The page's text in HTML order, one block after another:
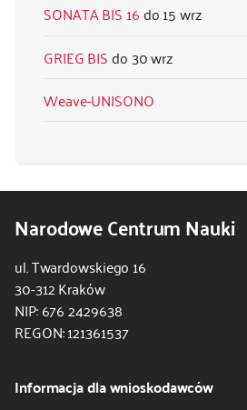
SONATA BIS 16
15 wrz
GRIEG BIS
30 wrz
Weave-UNISONO
Narodowe Centrum Nauki
ul. Twardowskiego 16
30-312 Kraków
NIP: 676 2429638
REGON: 121361537
Informacja dla wnioskodawców